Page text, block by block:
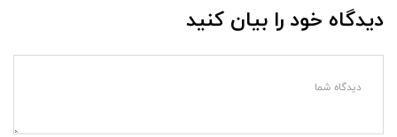
دیدگاه خود را بیان کنید